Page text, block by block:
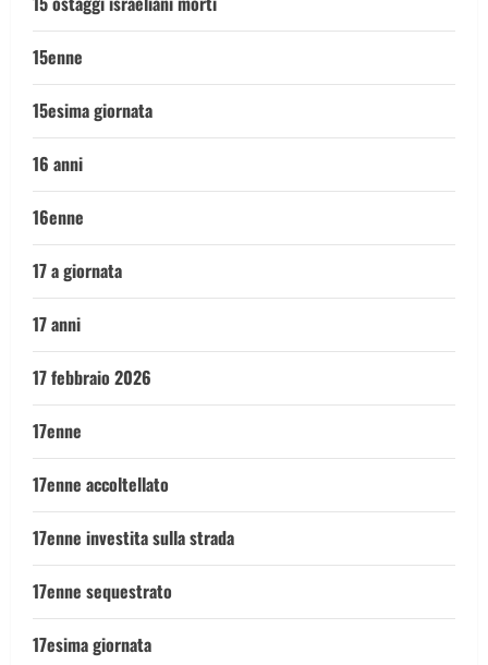
15enne
15esima giornata
16 anni
16enne
17 a giornata
17 anni
17 febbraio 2026
17enne
17enne accoltellato
17enne investita sulla strada
17enne sequestrato
17esima giornata